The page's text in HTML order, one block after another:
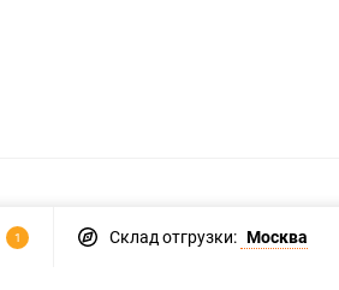
1 Склад отгрузки: Москва